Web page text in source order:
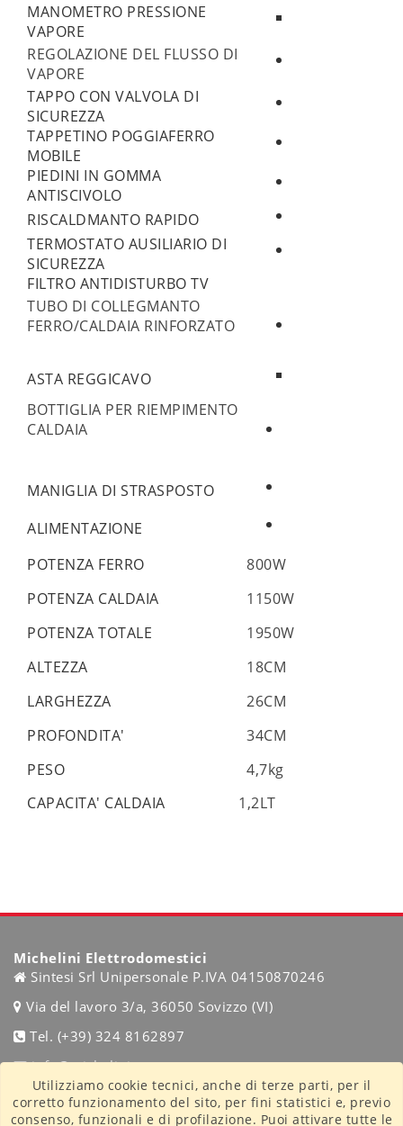
MANOMETRO PRESSIONE
VAPORE
REGOLAZIONE DEL FLUSSO DI
VAPORE
TAPPO CON VALVOLA DI
SICUREZZA
TAPPETINO POGGIAFERRO
MOBILE
PIEDINI IN GOMMA
ANTISCIVOLO
RISCALDMANTO RAPIDO
TERMOSTATO AUSILIARIO DI
SICUREZZA
FILTRO ANTIDISTURBO TV
TUBO DI COLLEGMANTO
FERRO/CALDAIA RINFORZATO
ASTA REGGICAVO
BOTTIGLIA PER RIEMPIMENTO
CALDAIA
MANIGLIA DI STRASPOSTO
ALIMENTAZIONE
POTENZA FERRO
800W
POTENZA CALDAIA
1150W
POTENZA TOTALE
1950W
ALTEZZA
18CM
LARGHEZZA
26CM
PROFONDITA'
34CM
PESO
4,7kg
CAPACITA' CALDAIA
1,2LT
Michelini Elettrodomestici
Sintesi Srl Unipersonale P.IVA 04150870246
Via del lavoro 3/a, 36050 Sovizzo (VI)
Tel. (+39) 324 8162897
info@michelini.eu
Condizioni di vendita
Utilizziamo cookie tecnici, anche di terze parti, per il
corretto funzionamento del sito, per fini statistici e, previo
consenso, funzionali e di profilazione. Puoi attivare tutte le